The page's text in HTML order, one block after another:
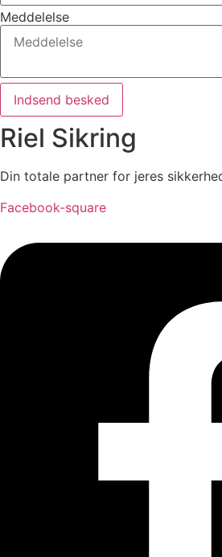
Meddelelse
Indsend besked
Riel Sikring
Din totale partner for jeres
Facebook-square